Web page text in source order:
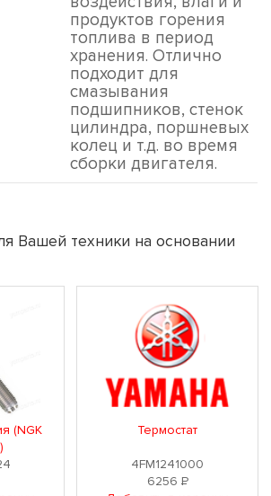
продуктов горения
топлива в период
хранения. Отлично
подходит для
смазывания
подшипников, стенок
цилиндра, поршневых
колец и т.д. во время
сборки двигателя.
Вашей техники на основании
(NGK
Термостат
4FM1241000
6256Р